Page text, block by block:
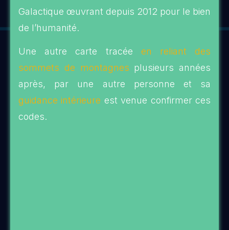
Galactique œuvrant depuis 2012 pour le bien
de l’humanité.
Une autre carte tracée en reliant des
sommets de montagnes plusieurs années
après, par une autre personne et sa
guidance intérieure est venue confirmer ces
codes.